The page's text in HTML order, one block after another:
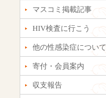
マスコミ掲載記事
HIV検査に行こう
他の性感染症について
寄付・会員案内
収支報告